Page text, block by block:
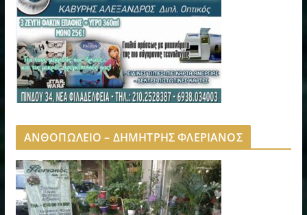
ΑΝΘΟΠΩΛΕΙΟ – ΔΗΜΗΤΡΗΣ ΦΛΕΡΙΑΝΟΣ